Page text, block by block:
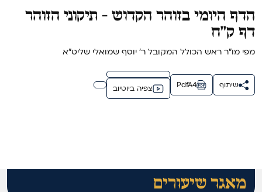
הדף היומי בזוהר הקדוש - תיקוני הזוהר
דף ק''ח
מפי מו"ר ראש הכולל המקובל ר' יוסף שמואלי שליט"א
צפיה ביוטיוב PdfA4 שיתוף
מאגר שיעורים